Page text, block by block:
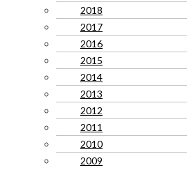
2018
2017
2016
2015
2014
2013
2012
2011
2010
2009